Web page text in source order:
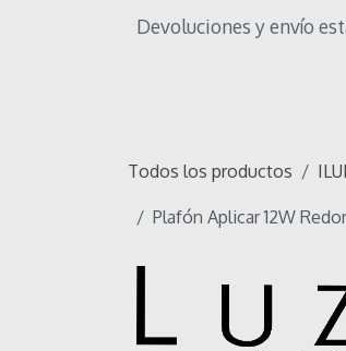
Devoluciones y envío
Todos los productos
Plafón Aplicar 12W